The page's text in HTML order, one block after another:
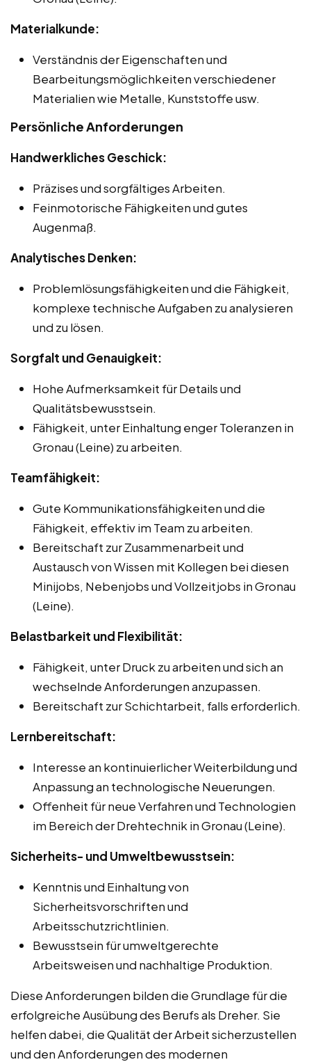
Materialkunde:
Verständnis der Eigenschaften und
Bearbeitungsmöglichkeiten verschiedener
Materialien wie Metalle, Kunststoffe usw.
Persönliche Anforderungen
Handwerkliches Geschick:
Präzises und sorgfältiges Arbeiten.
Feinmotorische Fähigkeiten und gutes
Augenmaß.
Analytisches Denken:
Problemlösungsfähigkeiten und die Fähigkeit,
komplexe technische Aufgaben zu analysieren
und zu lösen.
Sorgfalt und Genauigkeit:
Hohe Aufmerksamkeit für Details und
Qualitätsbewusstsein.
Fähigkeit, unter Einhaltung enger Toleranzen in
Gronau (Leine) zu arbeiten.
Teamfähigkeit:
Gute Kommunikationsfähigkeiten und die
Fähigkeit, effektiv im Team zu arbeiten.
Bereitschaft zur Zusammenarbeit und
Austausch von Wissen mit Kollegen bei diesen
Minijobs, Nebenjobs und Vollzeitjobs in Gronau
(Leine).
Belastbarkeit und Flexibilität:
Fähigkeit, unter Druck zu arbeiten und sich an
wechselnde Anforderungen anzupassen.
Bereitschaft zur Schichtarbeit, falls erforderlich.
Lernbereitschaft:
Interesse an kontinuierlicher Weiterbildung und
Anpassung an technologische Neuerungen.
Offenheit für neue Verfahren und Technologien
im Bereich der Drehtechnik in Gronau (Leine).
Sicherheits- und Umweltbewusstsein:
Kenntnis und Einhaltung von
Sicherheitsvorschriften und
Arbeitsschutzrichtlinien.
Bewusstsein für umweltgerechte
Arbeitsweisen und nachhaltige Produktion.
Diese Anforderungen bilden die Grundlage für die
erfolgreiche Ausübung des Berufs als Dreher. Sie
helfen dabei, die Qualität der Arbeit sicherzustellen
und den Anforderungen des modernen